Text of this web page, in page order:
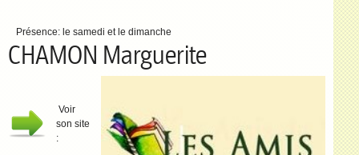
Présence: le samedi et le dimanche
CHAMON Marguerite
Voir
son site
: